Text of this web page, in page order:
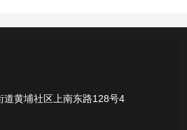
道黄埔社区上南东路128号4